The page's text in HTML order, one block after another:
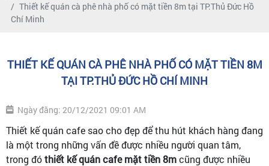
Thiết kế quán cà phê nhà phố có mặt tiền 8m tại TP.Thủ Đức Hồ
Chí Minh
THIẾT KẾ QUÁN CÀ PHÊ NHÀ PHỐ CÓ MẶT TIỀN 8M
TẠI TP.THỦ ĐỨC HỒ CHÍ MINH
Ngày đăng: 20/12/2021 09:01 AM
Thiết kế quán cafe sao cho đẹp để thu hút khách hàng đang
là một trong những vấn đề được nhiều người quan tâm,
trong đóthiết kế quán cafe mặt tiền 8mcũng được nhiều